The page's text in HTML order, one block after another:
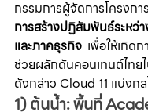
การสร้างปฏิสัมพันธ์ระหว่
และภาคธุรกิจ เพื่อให้เกิด
ช่วยผลักดันคอนเทนต์ไทย
ดังกล่าว Cloud 11 แบ่ง
1) ต้นน้ำ: พื้นที่